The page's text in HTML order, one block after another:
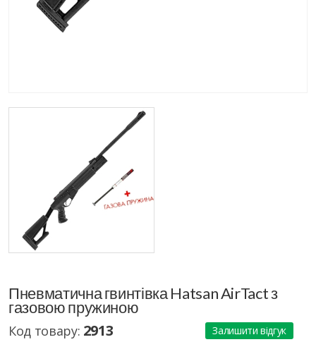
Пневматична гвинтівка Hatsan AirTact з
газовою пружиною
Код товару: 2913
Залишити відгук